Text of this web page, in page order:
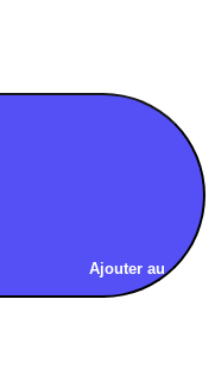
Ajouter au